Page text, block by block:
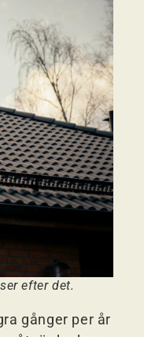
efter det.
gånger per år